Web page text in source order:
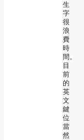
生
字
很
浪
費
時
間。
目
前
的
英
文
鍵
位
當
然